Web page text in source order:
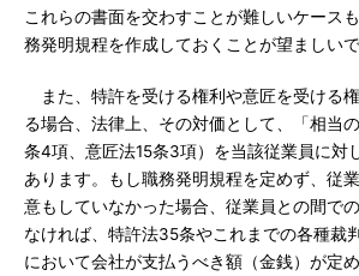
これらの書面を交わすことが難しいケース
務発明規程を作成しておくことが望ましいで
また、特許を受ける権利や意匠を受ける
る場合、法律上、その対価として、「相当
条4項、意匠法15条3項）を当該従業員に対
あります。もし職務発明規程を定めず、従
意もしていなかった場合、従業員との間で
なければ、特許法35条やこれまでの各種裁
において会社が支払うべき額（金銭）が定